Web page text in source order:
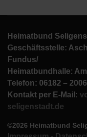
Heimatbund
Geschäftsstelle:
Fundus/
Heimatbundhalle:
Telefon: 06182 –
Kontakt per E-Mail:
seligenstadt.de
©2026 Heimatbund